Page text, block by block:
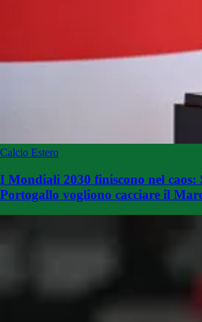
Calcio Estero
I Mondiali 2030 finiscono nel caos:
Portogallo vogliono cacciare il